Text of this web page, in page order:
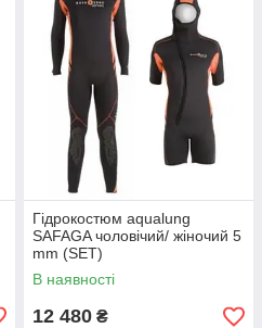
Гідрокостюм aqualung
SAFAGA чоловічий/ жіночий 5
mm (SET)
В наявності
12 480 ₴